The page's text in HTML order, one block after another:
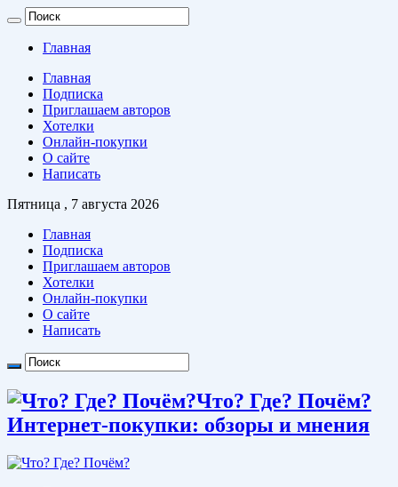
Главная
Главная
Подписка
Приглашаем авторов
Хотелки
Онлайн-покупки
О сайте
Написать
Пятница , 7 августа 2026
Главная
Подписка
Приглашаем авторов
Хотелки
Онлайн-покупки
О сайте
Написать
Что? Где? Почём?
Интернет-покупки: обзоры и мнения